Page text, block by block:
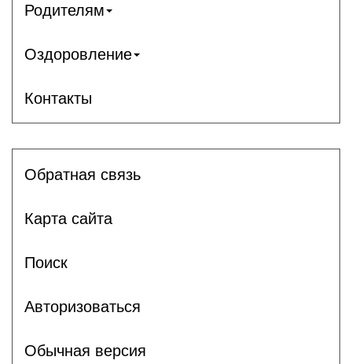
Родителям
Оздоровление
Контакты
Обратная связь
Карта сайта
Поиск
Авторизоваться
Обычная версия